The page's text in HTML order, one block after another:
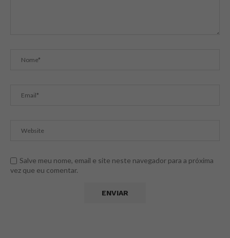
Salve meu nome, email e site neste navegador para a próxima
vez que eu comentar.